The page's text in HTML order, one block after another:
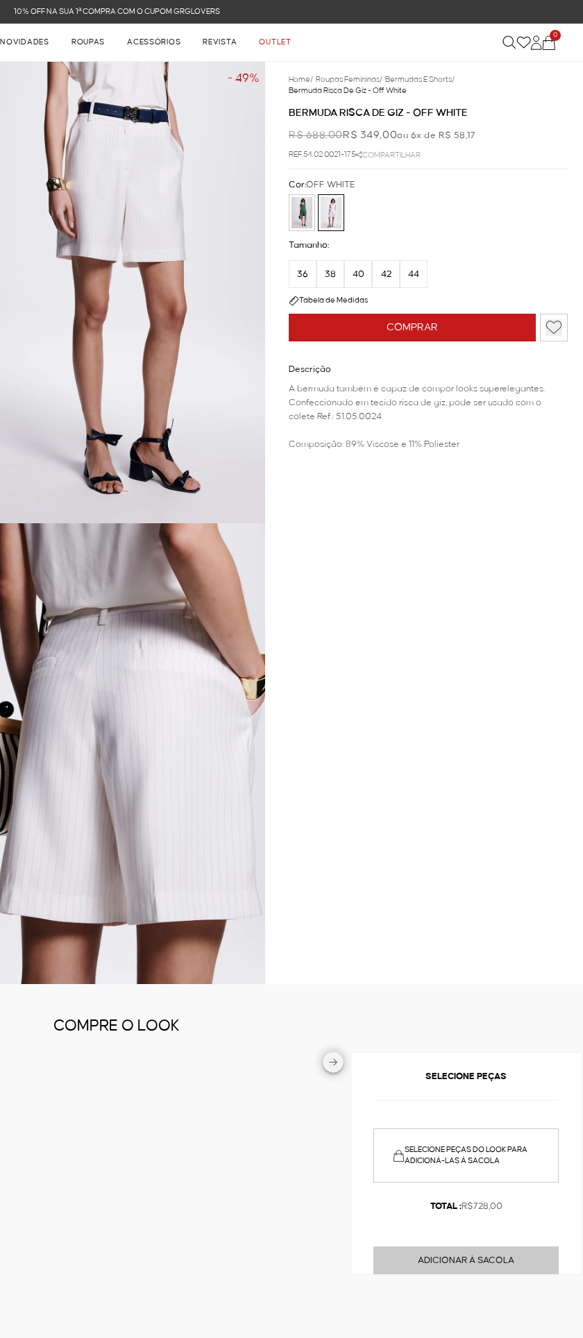
FRETE GRÁTIS NAS COMPRAS ACIMA DE R$ 899
NOVIDADES ROUPAS ACESSÓRIOS REVISTA OUTLET
0
- 49% Home/ Roupas Femininas/ Bermudas E Shorts/
Bermuda Risca De Giz - Off White
BERMUDA RISCA DE GIZ - OFF WHITE
R$ 688,00R$ 349,00ou 6x de R$ 58,17
REF.54.02.0021-175 COMPARTILHAR
COMPRAR
Cor:OFF WHITE
Tamanho:
36 38 40 42 44
Tabela de Medidas
Descrição
A bermuda também é capaz de compor looks superelegantes.
Confeccionado em tecido risca de giz, pode ser usado com o
colete Ref.: 51.05.0024.
Composição: 89% Viscose e 11% Poliéster
COMPRE O LOOK
SELECIONE PEÇAS
SELECIONE PEÇAS DO LOOK PARA
ADICIONÁ-LAS À SACOLA
TOTAL :R$728,00
ADICIONAR À SACOLA